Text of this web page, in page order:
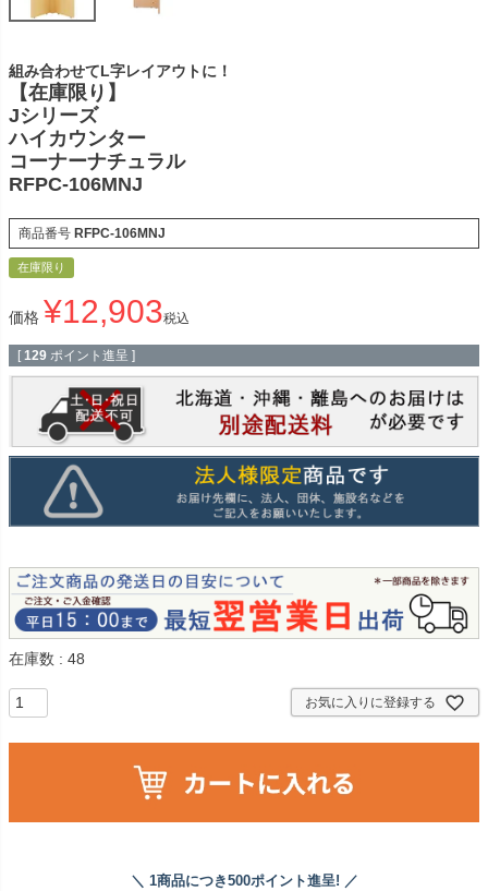
組み合わせてL字レイアウトに！
【在庫限り】
Jシリーズ
ハイカウンター
コーナーナチュラル
RFPC-106MNJ
商品番号 RFPC-106MNJ
在庫限り
価格 ¥12,903税込
[ 129 ポイント進呈 ]
在庫数 48
お気に入りに登録する